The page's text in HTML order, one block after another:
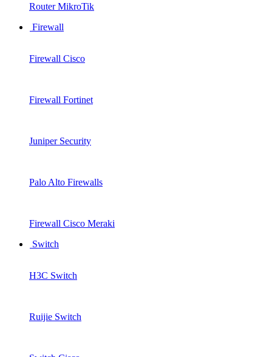
Router MikroTik
Firewall
Firewall Cisco
Firewall Fortinet
Juniper Security
Palo Alto Firewalls
Firewall Cisco Meraki
Switch
H3C Switch
Ruijie Switch